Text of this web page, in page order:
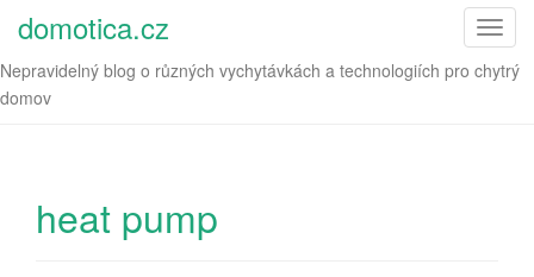
T
g
domotica.cz
Nepravidelný blog o různých vychytávkách a technologiích pro chytrý
domov
heat pump